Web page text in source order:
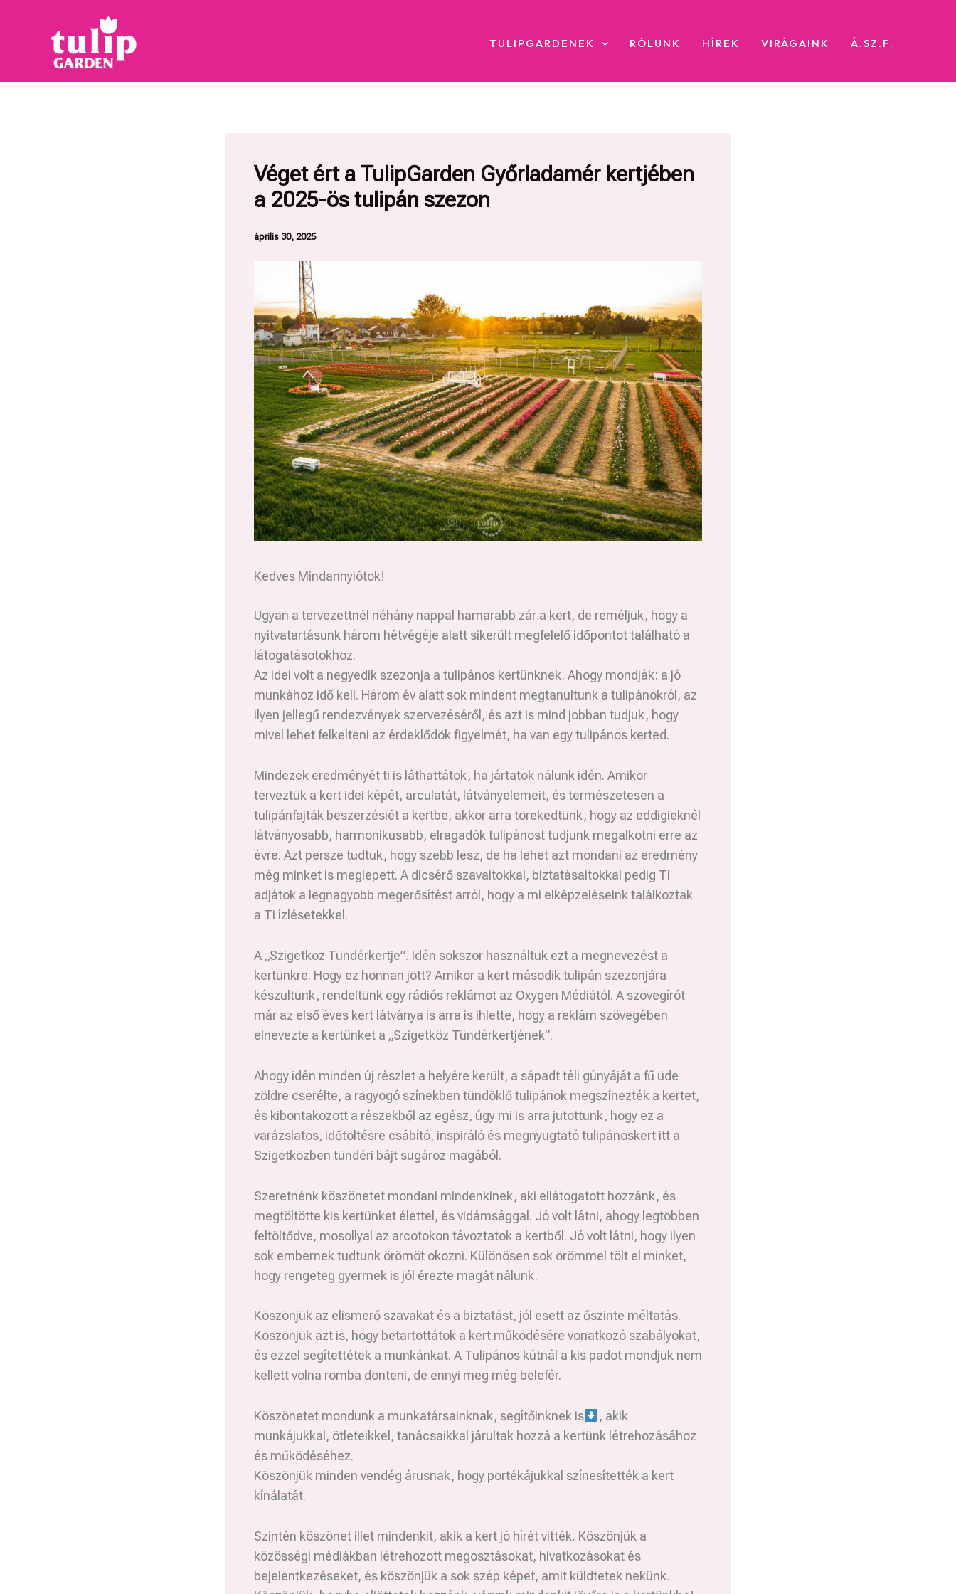
TULIPGARDENEK RÓLUNK HÍREK VIRÁGAINK Á.SZ.F.
Véget ért a TulipGarden Győrladamér kertjében
a 2025-ös tulipán szezon
április 30, 2025
Kedves Mindannyiótok!
Ugyan a tervezettnél néhány nappal hamarabb zár a kert, de reméljük, hogy a
nyitvatartásunk három hétvégéje alatt sikerült megfelelő időpontot található a
látogatásotokhoz.
Az idei volt a negyedik szezonja a tulipános kertünknek. Ahogy mondják: a jó
munkához idő kell. Három év alatt sok mindent megtanultunk a tulipánokról, az
ilyen jellegű rendezvények szervezéséről, és azt is mind jobban tudjuk, hogy
mivel lehet felkelteni az érdeklődök figyelmét, ha van egy tulipános kerted.
Mindezek eredményét ti is láthattátok, ha jártatok nálunk idén. Amikor
terveztük a kert idei képét, arculatát, látványelemeit, és természetesen a
tulipánfajták beszerzésiét a kertbe, akkor arra törekedtünk, hogy az eddigieknél
látványosabb, harmonikusabb, elragadók tulipánost tudjunk megalkotni erre az
évre. Azt persze tudtuk, hogy szebb lesz, de ha lehet azt mondani az eredmény
még minket is meglepett. A dicsérő szavaitokkal, biztatásaitokkal pedig Ti
adjátok a legnagyobb megerősítést arról, hogy a mi elképzeléseink találkoztak
a Ti ízlésetekkel.
A „Szigetköz Tündérkertje”. Idén sokszor használtuk ezt a megnevezést a
kertünkre. Hogy ez honnan jött? Amikor a kert második tulipán szezonjára
készültünk, rendeltünk egy rádiós reklámot az Oxygen Médiától. A szövegírót
már az első éves kert látványa is arra is ihlette, hogy a reklám szövegében
elnevezte a kertünket a „Szigetköz Tündérkertjének”.
Ahogy idén minden új részlet a helyére került, a sápadt téli gúnyáját a fű üde
zöldre cserélte, a ragyogó színekben tündöklő tulipánok megszínezték a kertet,
és kibontakozott a részekből az egész, úgy mi is arra jutottunk, hogy ez a
varázslatos, időtöltésre csábító, inspiráló és megnyugtató tulipánoskert itt a
Szigetközben tündéri bájt sugároz magából.
Szeretnénk köszönetet mondani mindenkinek, aki ellátogatott hozzánk, és
megtöltötte kis kertünket élettel, és vidámsággal. Jó volt látni, ahogy legtöbben
feltöltődve, mosollyal az arcotokon távoztatok a kertből. Jó volt látni, hogy ilyen
sok embernek tudtunk örömöt okozni. Különösen sok örömmel tölt el minket,
hogy rengeteg gyermek is jól érezte magát nálunk.
Köszönjük az elismerő szavakat és a biztatást, jól esett az őszinte méltatás.
Köszönjük azt is, hogy betartottátok a kert működésére vonatkozó szabályokat,
és ezzel segítettétek a munkánkat. A Tulipános kútnál a kis padot mondjuk nem
kellett volna romba dönteni, de ennyi meg még belefér.
Köszönetet mondunk a munkatársainknak, segítőinknek is
, akik
munkájukkal, ötleteikkel, tanácsaikkal járultak hozzá a kertünk létrehozásához
és működéséhez.
Köszönjük minden vendég árusnak, hogy portékájukkal színesítették a kert
kínálatát.
Szintén köszönet illet mindenkit, akik a kert jó hírét vitték. Köszönjük a
közösségi médiákban létrehozott megosztásokat, hivatkozásokat és
bejelentkezéseket, és köszönjük a sok szép képet, amit küldtetek nekünk.